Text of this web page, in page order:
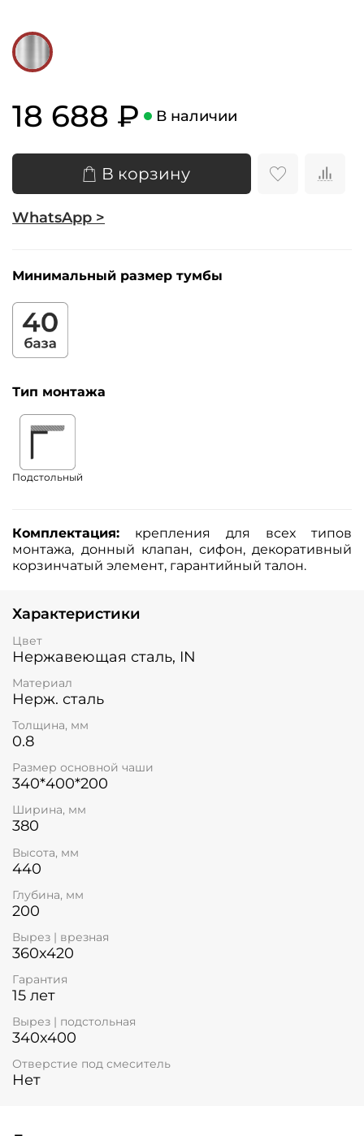
18 688 ₽ В наличии
В корзину
WhatsApp >
Минимальный размер тумбы
Тип монтажа
Подстольный
Комплектация: крепления для всех типов
монтажа, донный клапан, сифон, декоративный
корзинчатый элемент, гарантийный талон.
Характеристики
Цвет
Нержавеющая сталь, IN
Материал
Нерж. сталь
Толщина, мм
0.8
Размер основной чаши
340*400*200
Ширина, мм
380
Высота, мм
440
Глубина, мм
200
Вырез | врезная
360x420
Гарантия
15 лет
Вырез | подстольная
340x400
Отверстие под смеситель
Нет